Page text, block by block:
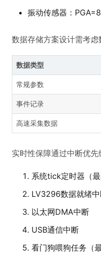
振动传感器：
数据存储方案设计需考虑
数据类型
常规参数
事件记录
高速采集数据
实时性保障通过中断优
系统tick定时器（最
LV3296数据就绪
以太网DMA中断
USB通信中断
看门狗喂狗任务（最